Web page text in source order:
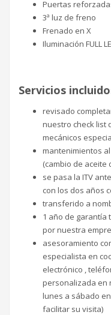
Puertas
3ª luz de freno
Frenado en X
Iluminación FULL
Servicios
revisado
nuestro check list
mecánicos
mantenimientos
(cambio de
se pasa la ITV
con los dos años
transferido a
1 año de garantía
por nuestra
asesoramiento
especialista en
electrónico ,
personalizada en
lunes a sábado
facilitar su visita)